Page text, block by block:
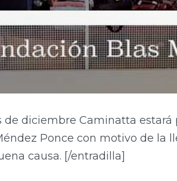
de diciembre Caminatta
Ponce con motivo de la
causa. [/entradilla]